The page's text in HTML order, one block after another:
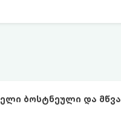
ბოსტნეული და